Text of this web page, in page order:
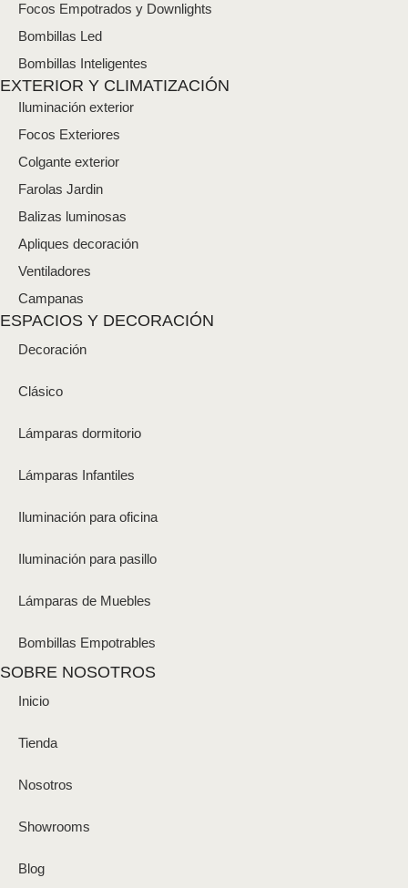
Focos Empotrados y Downlights
Bombillas Led
Bombillas Inteligentes
EXTERIOR Y CLIMATIZACIÓN
Iluminación exterior
Focos Exteriores
Colgante exterior
Farolas Jardin
Balizas luminosas
Apliques decoración
Ventiladores
Campanas
ESPACIOS Y DECORACIÓN
Decoración
Clásico
Lámparas dormitorio
Lámparas Infantiles
Iluminación para oficina
Iluminación para pasillo
Lámparas de Muebles
Bombillas Empotrables
SOBRE NOSOTROS
Inicio
Tienda
Nosotros
Showrooms
Blog